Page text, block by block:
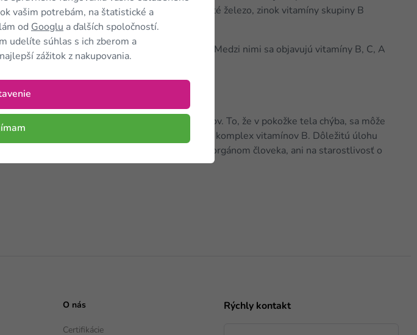
výrobkov či mandlí. Pre vlasy je dôležité železo, zinok vitamíny skupiny B
skombinované.
kombináciu už pripravených vitamínov. Medzi nimi sa objavujú vitamíny B, C, A
bojovať hneď niekoľko rôznych vitamínov. To, že v pokožke tela chýba, sa môže
pleť, ktorá je tiež zdravú, účinne podporí komplex vitamínov B. Dôležitú úlohu
celého tela. Pretože je koža najväčším orgánom človeka, ani na starostlivosť o
O nás
Certifikácie
Rýchly kontakt
vašim potrebám, na štatistické a
od Googlu a ďalších spoločností.
udelíte súhlas s ich zberom a
zážitok z nakupovania.